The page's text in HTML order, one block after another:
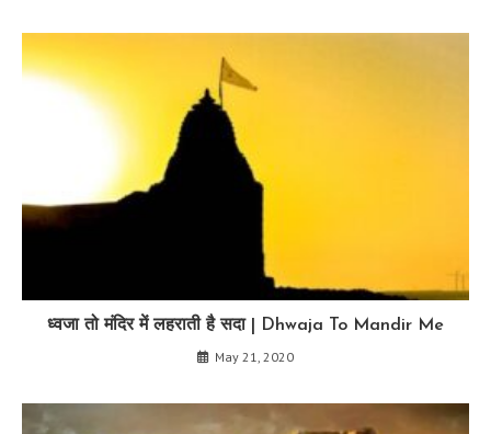
ध्वजा तो मंदिर में लहराती है सदा | Dhwaja To Mandir Me
May 21, 2020